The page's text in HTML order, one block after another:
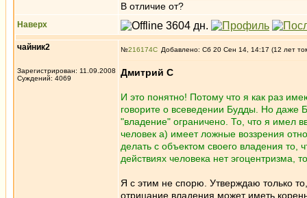
В отличие от?
Наверх
чайник2
Зарегистрирован: 11.09.2008
Суждений: 4069
№216174 Добавлено: Сб 20 Сен 14, 14:17 (12 лет
Дмитрий С
И это понятно! Потому что я как раз
говорите о всеведении Будды. Но даже
"владение" ограничено. То, что я имел
человек а) имеет ложные воззрения
делать с объектом своего владения
действиях человека нет эгоцентризма,
Я с этим не спорю. Утверждаю только
отрицание владения может иметь